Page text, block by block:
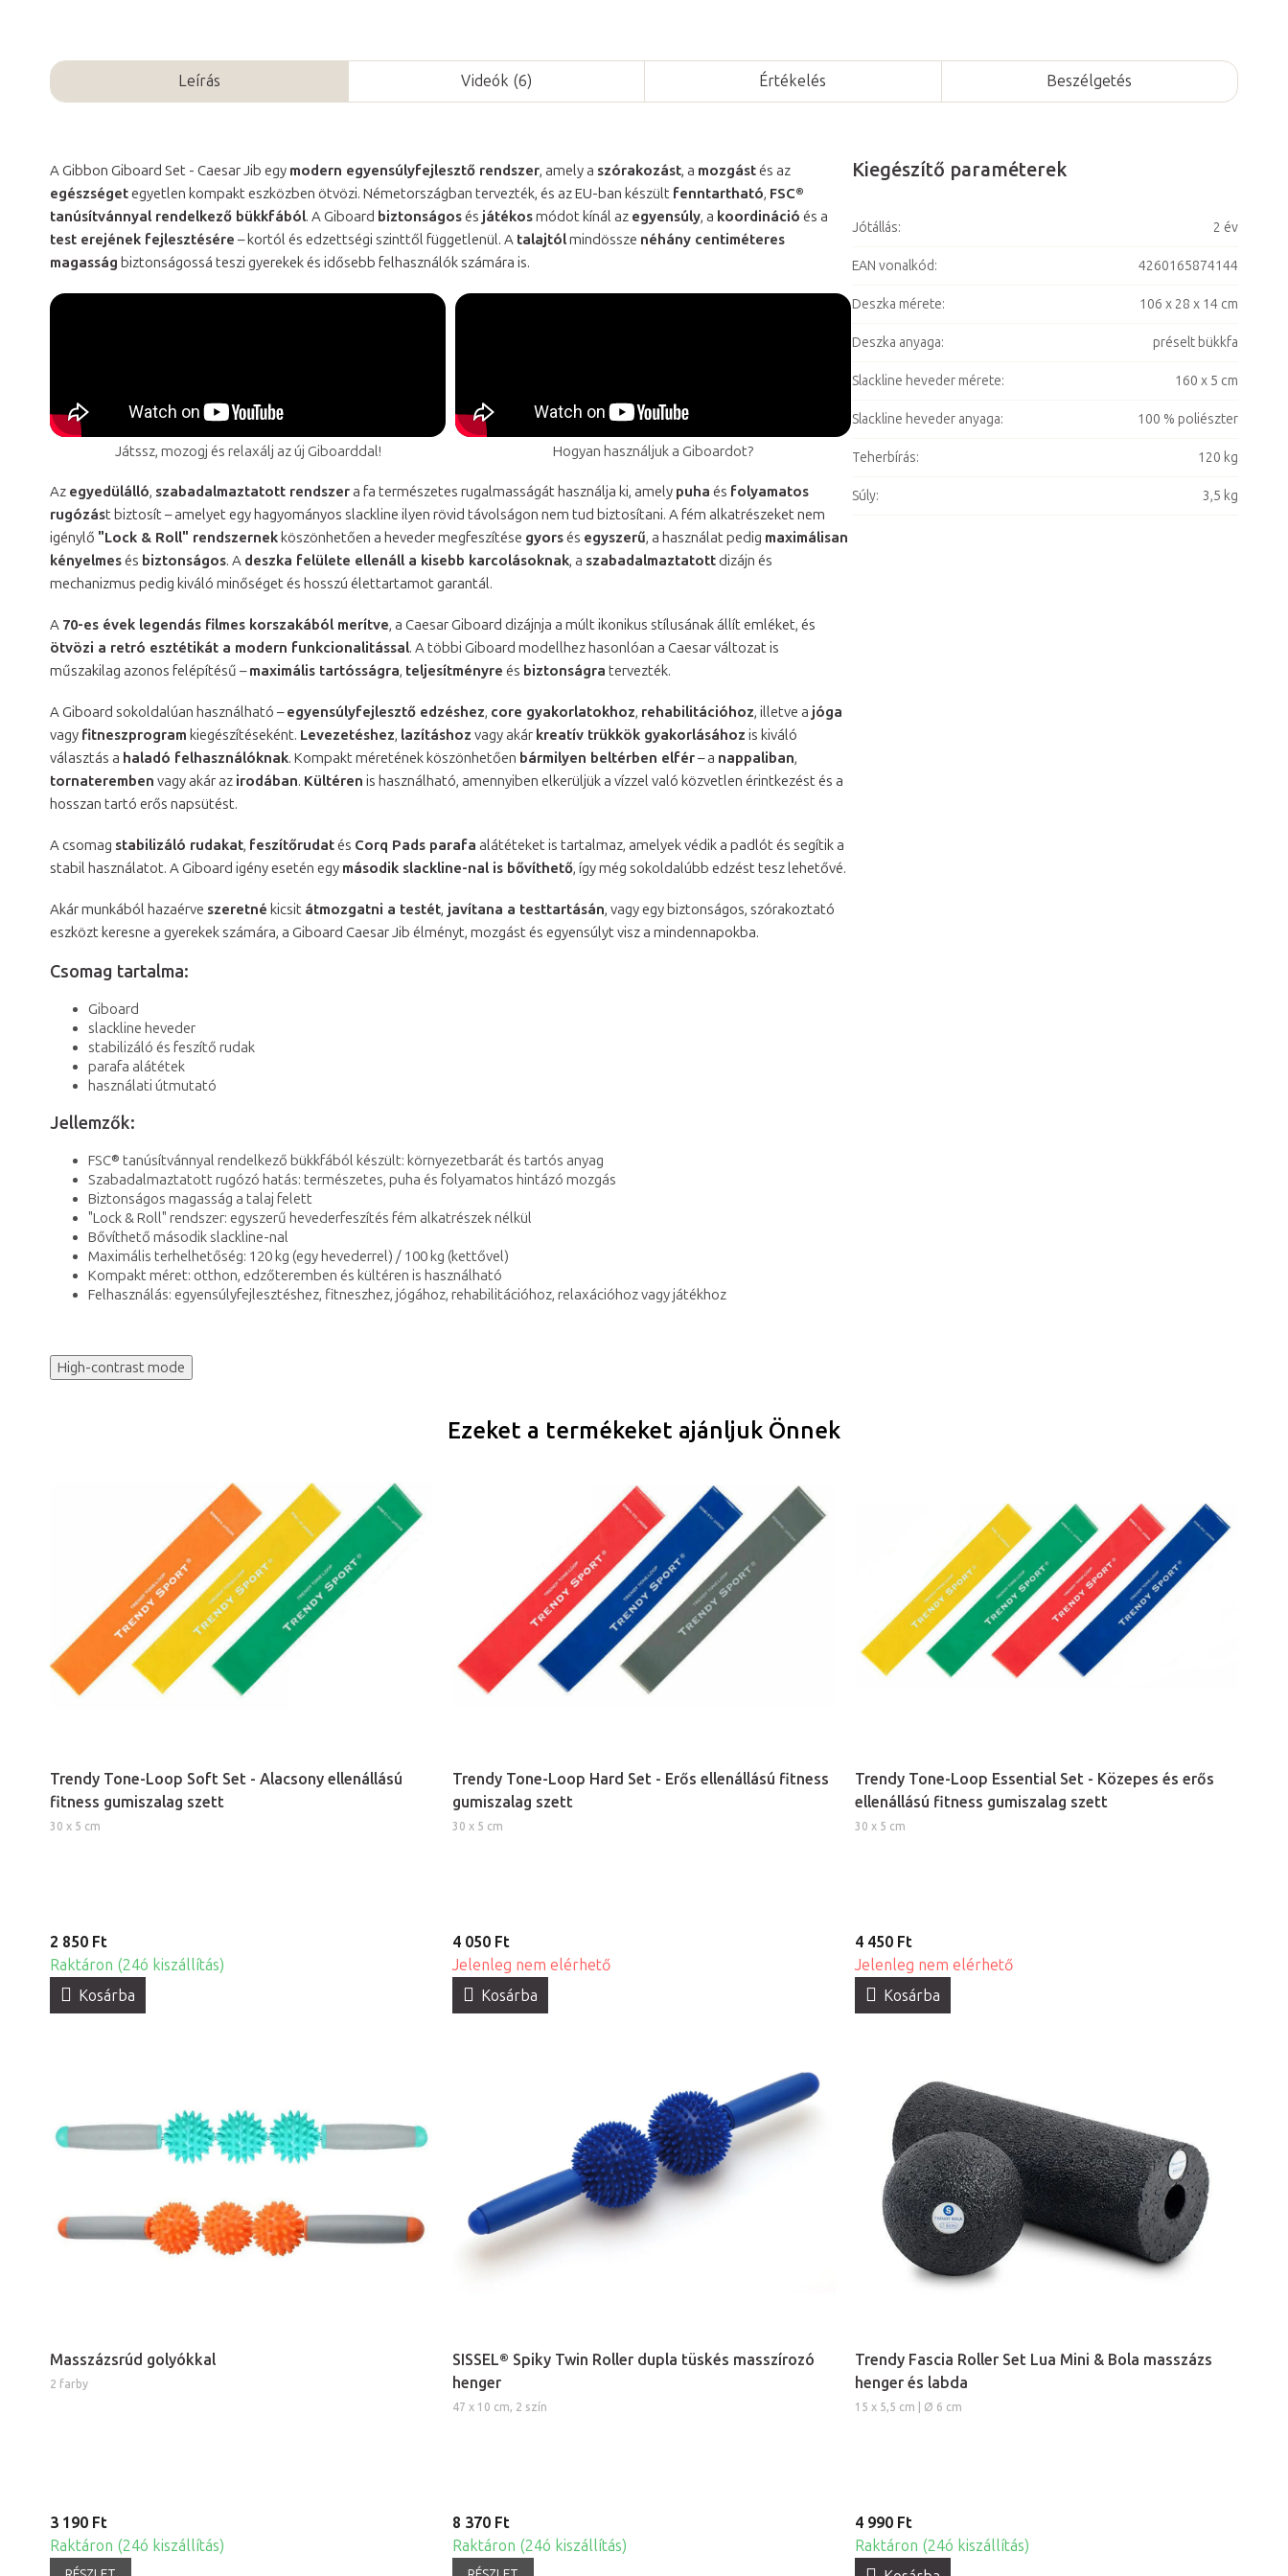
Leírás Videók (6) Értékelés Beszélgetés
A Gibbon Giboard Set - Caesar Jib egy modern egyensúlyfejlesztő rendszer, amely a szórakozást, a mozgástés az
egészségetegyetlen kompakt eszközben ötvözi. Németországban tervezték, és az EU-ban készült fenntartható, FSC®
tanúsítvánnyal rendelkező bükkfából. A Giboard biztonságosés játékosmódot kínál az egyensúly, a koordináció és a
test erejének fejlesztésére – kortól és edzettségi szinttől függetlenül. A talajtólmindössze néhány centiméteres
magasság biztonságossá teszi gyerekek és idősebb felhasználók számára is.
Játssz, mozogj és relaxálj az új Giboarddal! Hogyan használjuk a Giboardot?
Az egyedülálló, szabadalmaztatott rendszera fa természetes rugalmasságát használja ki, amely puha és folyamatos
rugózást biztosít – amelyet egy hagyományos slackline ilyen rövid távolságon nem tud biztosítani. A fém alkatrészeket nem
igénylő "Lock & Roll" rendszernek köszönhetően a heveder megfeszítése gyorsés egyszerű, a használat pedig maximálisan
kényelmesés biztonságos. A deszka felülete ellenáll a kisebb karcolásoknak, a szabadalmaztatottdizájn és
mechanizmus pedig kiváló minőséget és hosszú élettartamot garantál.
A 70-es évek legendás filmes korszakából merítve, a Caesar Giboard dizájnja a múlt ikonikus stílusának állít emléket, és
ötvözi a retró esztétikát a modern funkcionalitással. A többi Giboard modellhez hasonlóan a Caesar változat is
műszakilag azonos felépítésű –maximális tartósságra, teljesítményre és biztonságra tervezték.
A Giboard sokoldalúan használható –egyensúlyfejlesztő edzéshez, core gyakorlatokhoz, rehabilitációhoz, illetve a jóga
vagy fitneszprogram kiegészítéseként. Levezetéshez, lazításhoz vagy akár kreatív trükkök gyakorlásához is kiváló
választás a haladó felhasználóknak. Kompakt méretének köszönhetően bármilyen beltérben elfér– a nappaliban,
tornateremben vagy akár az irodában. Kültéren is használható, amennyiben elkerüljük a vízzel való közvetlen érintkezést és a
hosszan tartó erős napsütést.
A csomag stabilizáló rudakat, feszítőrudatés Corq Pads parafa alátéteket is tartalmaz, amelyek védik a padlót és segítik a
stabil használatot. A Giboard igény esetén egy második slackline-nal is bővíthető, így még sokoldalúbb edzést tesz lehetővé.
Akár munkából hazaérve szeretné kicsit átmozgatni a testét, javítana a testtartásán, vagy egy biztonságos, szórakoztató
eszközt keresne a gyerekek számára, a Giboard Caesar Jib élményt, mozgást és egyensúlyt visz a mindennapokba.
Csomag tartalma:
Giboard
slackline heveder
stabilizáló és feszítő rudak
parafa alátétek
használati útmutató
Jellemzők:
FSC® tanúsítvánnyal rendelkező bükkfából készült: környezetbarát és tartós anyag
Szabadalmaztatott rugózó hatás: természetes, puha és folyamatos hintázó mozgás
Biztonságos magasság a talaj felett
"Lock & Roll" rendszer: egyszerű hevederfeszítés fém alkatrészek nélkül
Bővíthető második slackline-nal
Maximális terhelhetőség: 120 kg (egy hevederrel) / 100 kg (kettővel)
Kompakt méret: otthon, edzőteremben és kültéren is használható
Felhasználás: egyensúlyfejlesztéshez, fitneszhez, jógához, rehabilitációhoz, relaxációhoz vagy játékhoz
Kiegészítő paraméterek
Jótállás: 2 év
EAN vonalkód: 4260165874144
Deszka mérete: 106 x 28 x 14 cm
Deszka anyaga: préselt bükkfa
Slackline heveder mérete: 160 x 5 cm
Slackline heveder anyaga: 100 % poliészter
Teherbírás: 120 kg
Súly: 3,5 kg
High-contrast mode
Ezeket a termékeket ajánljuk Önnek
Trendy Tone-Loop Soft Set - Alacsony ellenállású
fitness gumiszalag szett
30 x 5 cm
2 850 Ft
Raktáron (24ó kiszállítás)
Kosárba
Trendy Tone-Loop Hard Set - Erős ellenállású fitness
gumiszalag szett
30 x 5 cm
4 050 Ft
Jelenleg nem elérhető
Kosárba
Trendy Tone-Loop Essential Set - Közepes és erős
ellenállású fitness gumiszalag szett
30 x 5 cm
4 450 Ft
Jelenleg nem elérhető
Kosárba
Masszázsrúd golyókkal
2 farby
3 190 Ft
Raktáron (24ó kiszállítás)
SISSEL® Spiky Twin Roller dupla tüskés masszírozó
henger
47 x 10 cm, 2 szín
8 370 Ft
Raktáron (24ó kiszállítás)
Trendy Fascia Roller Set Lua Mini & Bola masszázs
henger és labda
15 x 5,5 cm | Ø 6 cm
4 990 Ft
Raktáron (24ó kiszállítás)